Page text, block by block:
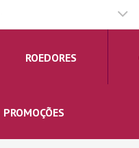
ROEDORES
PROMOÇÕES